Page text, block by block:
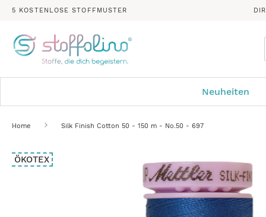
5 KOSTENLOSE STOFFMUSTER
Neuheiten
Home Silk Finish Cotton 50 - 150 m - No.50 - 697
Zum
Ende
ÖKOTEX